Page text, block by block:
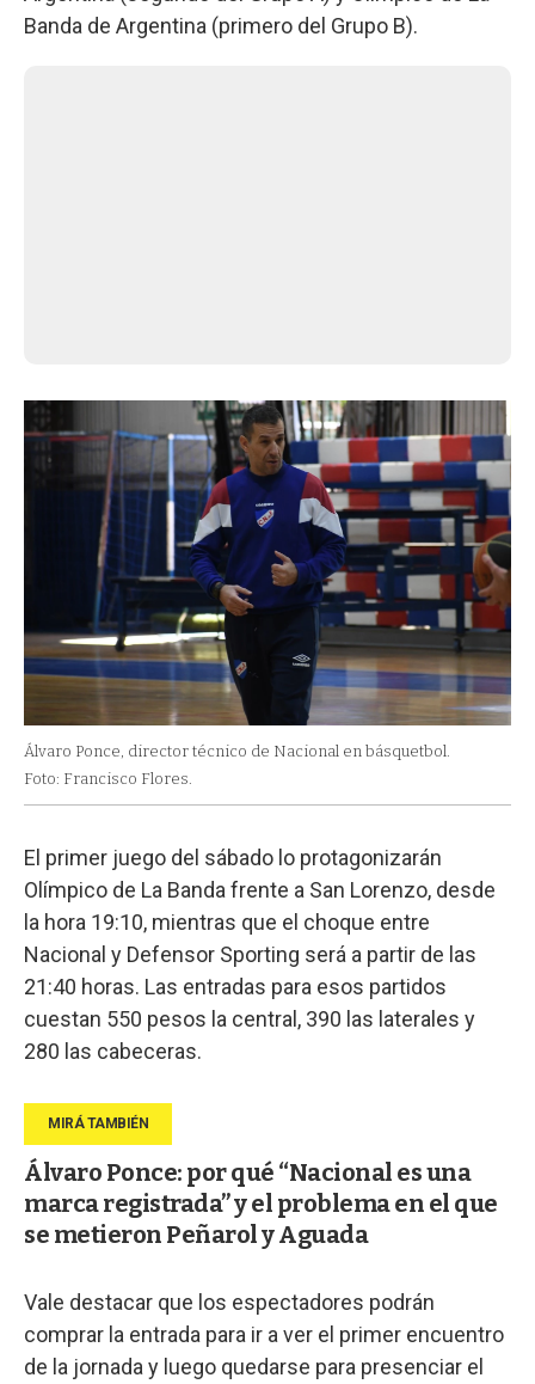
Banda de Argentina (primero del Grupo B).
Álvaro Ponce, director técnico de Nacional en básquetbol.
Foto: Francisco Flores.
El primer juego del sábado lo protagonizarán
Olímpico de La Banda frente a San Lorenzo, desde
la hora 19:10, mientras que el choque entre
Nacional y Defensor Sporting será a partir de las
21:40 horas. Las entradas para esos partidos
cuestan 550 pesos la central, 390 las laterales y
280 las cabeceras.
Álvaro Ponce: por qué “Nacional es una
marca registrada” y el problema en el que
se metieron Peñarol y Aguada
Vale destacar que los espectadores podrán
comprar la entrada para ir a ver el primer encuentro
de la jornada y luego quedarse para presenciar el